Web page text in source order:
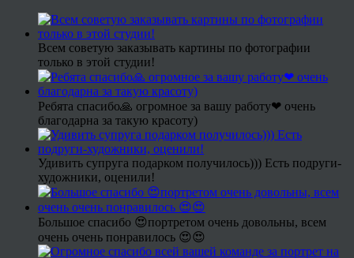
Всем советую заказывать картины по фотографии
только в этой студии!
Ребята спасибо🙏 огромное за вашу работу❤ очень
благодарна за такую красоту)
Удивить супруга подарком получилось))) Есть подруги-
художники, оценили!
Большое спасибо 😍портретом очень довольны, всем
очень очень понравилось 😍😍